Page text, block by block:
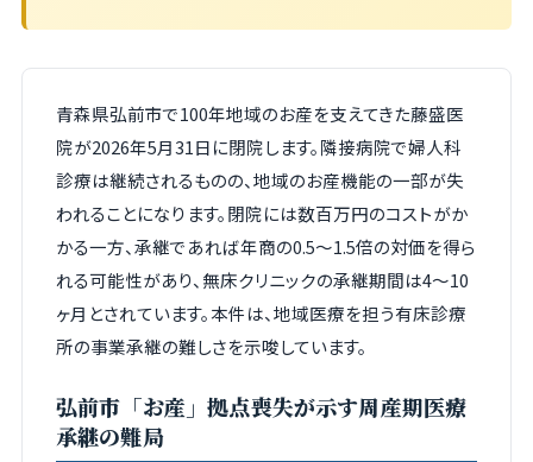
青森県弘前市で100年地域のお産を支えてきた藤盛医
院が2026年5月31日に閉院します。隣接病院で婦人科
診療は継続されるものの、地域のお産機能の一部が失
われることになります。閉院には数百万円のコストがか
かる一方、承継であれば年商の0.5〜1.5倍の対価を得ら
れる可能性があり、無床クリニックの承継期間は4〜10
ヶ月とされています。本件は、地域医療を担う有床診療
所の事業承継の難しさを示唆しています。
弘前市「お産」拠点喪失が示す周産期医療
承継の難局